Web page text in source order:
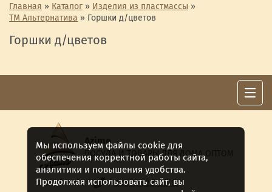
Главная » Каталог » Изделия из пластмассы »
ТМ Альтернатива » Горшки д/цветов
Горшки д/цветов
Azime
ПОСУДА И ТОВАРЫ ДЛЯ ДОМА ОПТОМ
8 (911) 922 -15-12
Мы используем файлы cookie для
обеспечения корректной работы сайта,
аналитики и повышения удобства.
Продолжая использовать сайт, вы